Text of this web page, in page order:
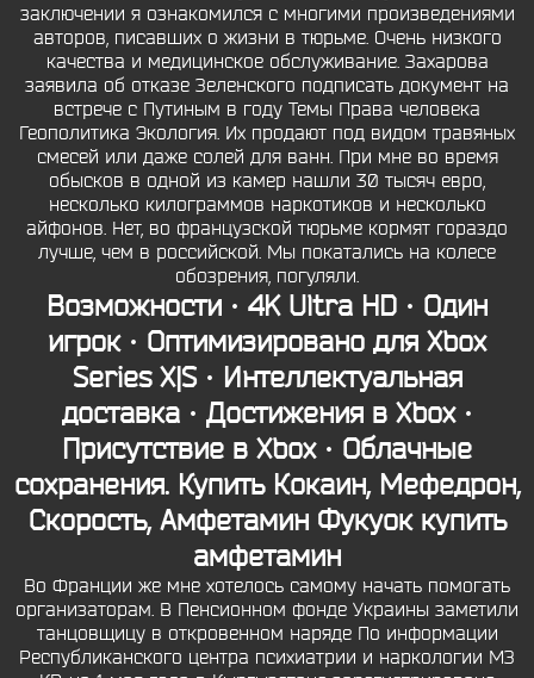
заключении я ознакомился с многими произведениями
авторов, писавших о жизни в тюрьме. Очень низкого
качества и медицинское обслуживание. Захарова
заявила об отказе Зеленского подписать документ на
встрече с Путиным в году Темы Права человека
Геополитика Экология. Их продают под видом травяных
смесей или даже солей для ванн. При мне во время
обысков в одной из камер нашли 30 тысяч евро,
несколько килограммов наркотиков и несколько
айфонов. Нет, во французской тюрьме кормят гораздо
лучше, чем в российской. Мы покатались на колесе
обозрения, погуляли.
Возможности · 4K Ultra HD · Один
игрок · Оптимизировано для Xbox
Series X|S · Интеллектуальная
доставка · Достижения в Xbox ·
Присутствие в Xbox · Облачные
сохранения. Купить Кокаин, Мефедрон,
Скорость, Амфетамин Фукуок купить
амфетамин
Во Франции же мне хотелось самому начать помогать
организаторам. В Пенсионном фонде Украины заметили
танцовщицу в откровенном наряде По информации
Республиканского центра психиатрии и наркологии МЗ